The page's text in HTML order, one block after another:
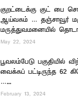
குறட்டைக்கு குட் பை
ஆய்வகம் … தஞ்சாவூர்
மருத்துவமனையில்
May 22, 2024
பூவலம்பேடு பகுதியில்
வைக்கப் பட்டிருந்த 62
…...
February 13, 2024